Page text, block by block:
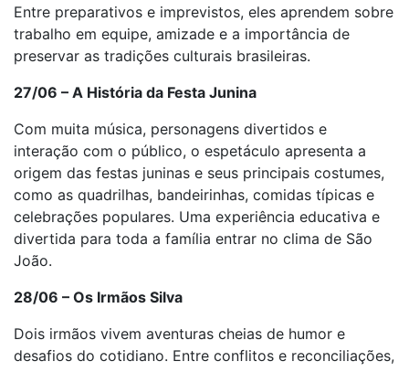
Entre preparativos e imprevistos, eles aprendem sobre
trabalho em equipe, amizade e a importância de
preservar as tradições culturais brasileiras.
27/06 – A História da Festa Junina
Com muita música, personagens divertidos e
interação com o público, o espetáculo apresenta a
origem das festas juninas e seus principais costumes,
como as quadrilhas, bandeirinhas, comidas típicas e
celebrações populares. Uma experiência educativa e
divertida para toda a família entrar no clima de São
João.
28/06 – Os Irmãos Silva
Dois irmãos vivem aventuras cheias de humor e
desafios do cotidiano. Entre conflitos e reconciliações,